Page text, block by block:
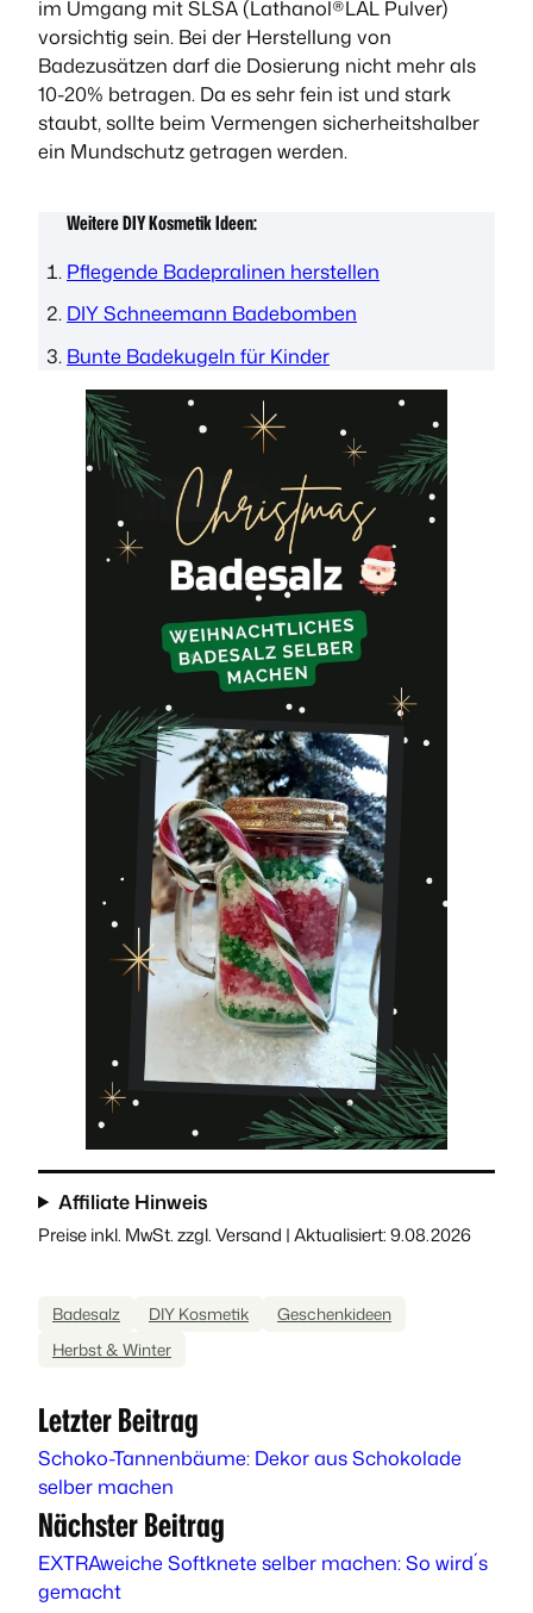
im Umgang mit SLSA (Lathanol®LAL Pulver)
vorsichtig sein. Bei der Herstellung von
Badezusätzen darf die Dosierung nicht mehr als
10-20% betragen. Da es sehr fein ist und stark
staubt, sollte beim Vermengen sicherheitshalber
ein Mundschutz getragen werden.
Weitere DIY Kosmetik Ideen:
Pflegende Badepralinen herstellen
DIY Schneemann Badebomben
Bunte Badekugeln für Kinder
Affiliate Hinweis
Preise inkl. MwSt. zzgl. Versand | Aktualisiert: 9.08.2026
Badesalz DIY Kosmetik
Geschenkideen
Herbst & Winter
Letzter Beitrag
Schoko-Tannenbäume: Dekor aus Schokolade
selber machen
Nächster Beitrag
EXTRAweiche Softknete selber machen: So wird´s
gemacht